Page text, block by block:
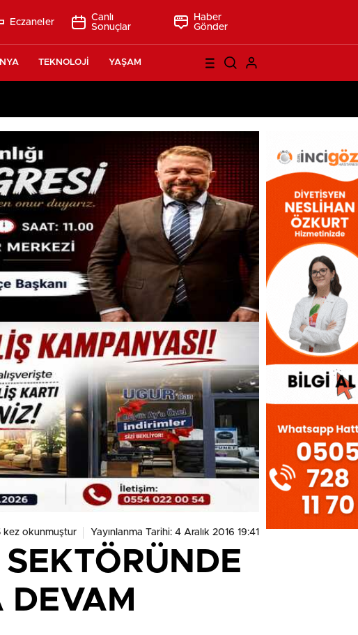
Eczaneler
Canlı
Sonuçlar
Haber
Gönder
TEKNOLOJİ YAŞAM
kez okunmuştur Yayınlanma Tarihi: 4 Aralık 2016 19:41
DEVAM